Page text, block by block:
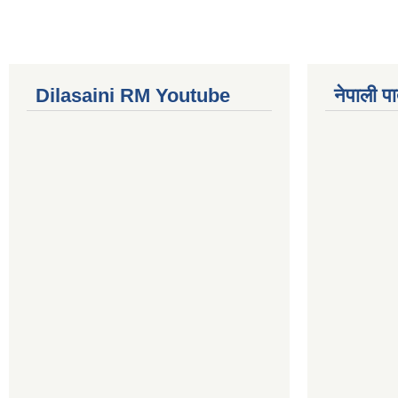
Dilasaini RM Youtube नेपाली